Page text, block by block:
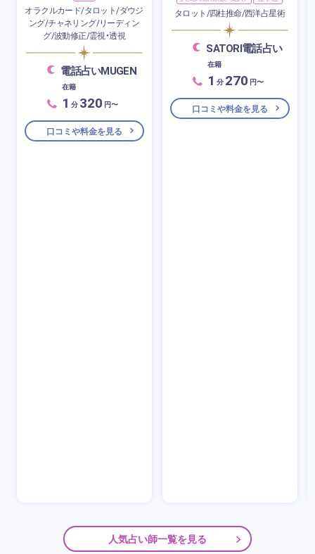
オラクルカード/タロット/ダウジ
ング/チャネリング/リーディン
グ/波動修正/霊視・透視
電話占いMUGEN
在籍
1 分 320 円〜
口コミや料金を見る
タロット/四柱推命/西洋占星術
SATORI電話占い
在籍
1 分 270 円〜
口コミや料金を見る
人気占い師一覧を見る